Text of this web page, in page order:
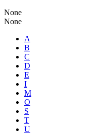
None
None
A
B
C
D
E
I
M
O
S
T
U